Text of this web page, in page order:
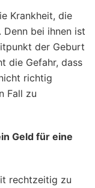
Krankheit, die
bei ihnen ist
der Geburt
die Gefahr, dass
richtig
Fall zu
Geld für eine
rechtzeitig zu